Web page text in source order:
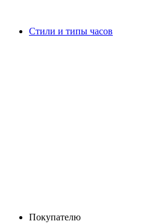
Стили и типы часов
Покупателю